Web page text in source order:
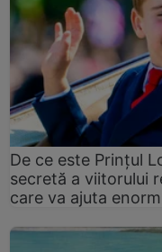
De ce este Prințul
secretă a viitorului
care va ajuta